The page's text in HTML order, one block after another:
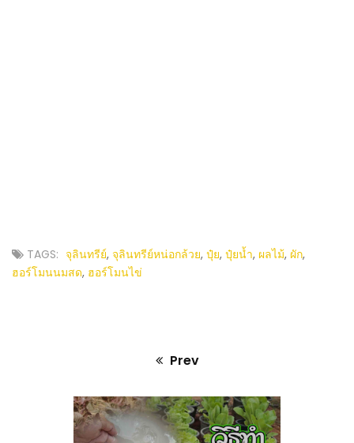
TAGS: จุลินทรีย์, จุลินทรีย์หน่อกล้วย, ปุ๋ย, ปุ๋ยน้ำ, ผลไม้, ผัก,
ฮอร์โมนนมสด, ฮอร์โมนไข่
Prev
Previous
post: